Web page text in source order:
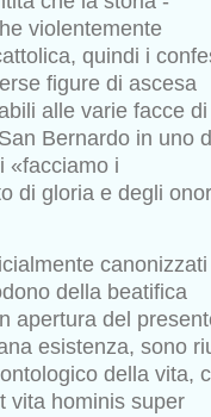
violentemente
quindi i
figure di ascesa
alle varie facce di
Bernardo in uno
«facciamo i
di gloria e degli
canonizzati
della beatifica
apertura del
esistenza, sono
della vita,
vita hominis super